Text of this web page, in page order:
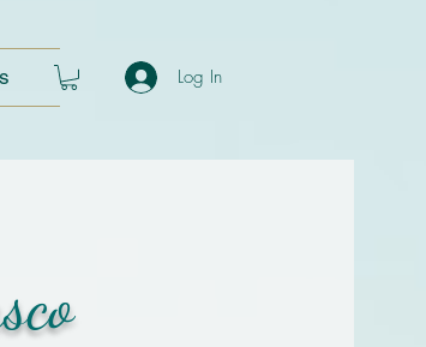
Log In